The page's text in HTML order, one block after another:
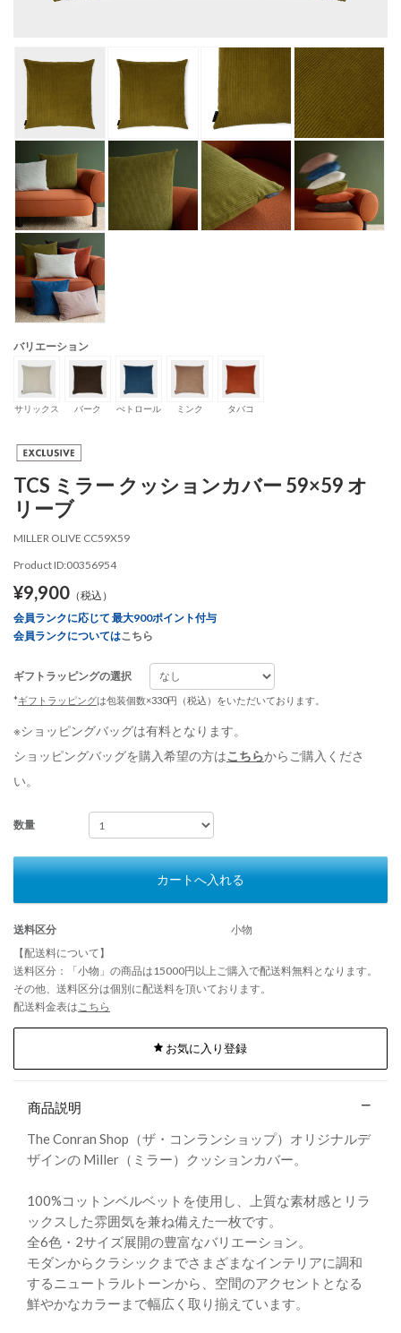
バリエーション
サリックス バーク ぺトロール ミンク タバコ
TCS ミラー クッションカバー 59×59 オ
リーブ
MILLER OLIVE CC59X59
Product ID:00356954
¥9,900 （税込）
会員ランクに応じて 最大900ポイント付与
会員ランクについてはこちら
ギフトラッピングの選択
*ギフトラッピングは包装個数×330円（税込）をいただいております。
※ショッピングバッグは有料となります。
ショッピングバッグを購入希望の方はこちらからご購入くださ
い。
数量
カートへ入れる
送料区分
小物
【配送料について】
送料区分：「小物」の商品は15000円以上ご購入で配送料無料となります。
その他、送料区分は個別に配送料を頂いております。
配送料金表はこちら
お気に入り登録
商品説明
The Conran Shop（ザ・コンランショップ）オリジナルデ
ザインの Miller（ミラー）クッションカバー。
100%コットンベルベットを使用し、上質な素材感とリラ
ックスした雰囲気を兼ね備えた一枚です。
全6色・2サイズ展開の豊富なバリエーション。
モダンからクラシックまでさまざまなインテリアに調和
するニュートラルトーンから、空間のアクセントとなる
鮮やかなカラーまで幅広く取り揃えています。